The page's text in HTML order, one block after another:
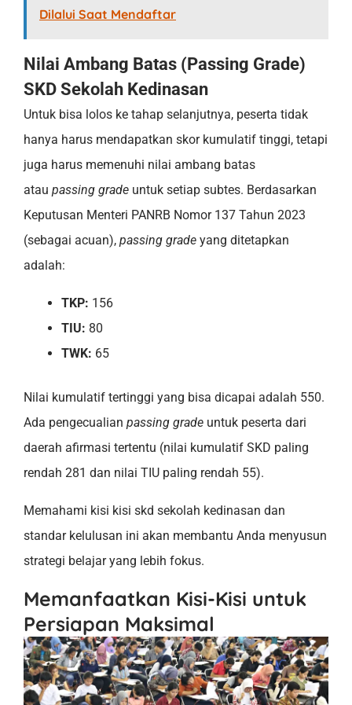
Dilalui Saat Mendaftar
Nilai Ambang Batas (Passing Grade)
SKD Sekolah Kedinasan
Untuk bisa lolos ke tahap selanjutnya, peserta tidak
hanya harus mendapatkan skor kumulatif tinggi, tetapi
juga harus memenuhi nilai ambang batas
atau passing grade untuk setiap subtes. Berdasarkan
Keputusan Menteri PANRB Nomor 137 Tahun 2023
(sebagai acuan), passing grade yang ditetapkan
adalah:
TKP: 156
TIU: 80
TWK: 65
Nilai kumulatif tertinggi yang bisa dicapai adalah 550.
Ada pengecualian passing grade untuk peserta dari
daerah afirmasi tertentu (nilai kumulatif SKD paling
rendah 281 dan nilai TIU paling rendah 55).
Memahami kisi kisi skd sekolah kedinasan dan
standar kelulusan ini akan membantu Anda menyusun
strategi belajar yang lebih fokus.
Memanfaatkan Kisi-Kisi untuk
Persiapan Maksimal